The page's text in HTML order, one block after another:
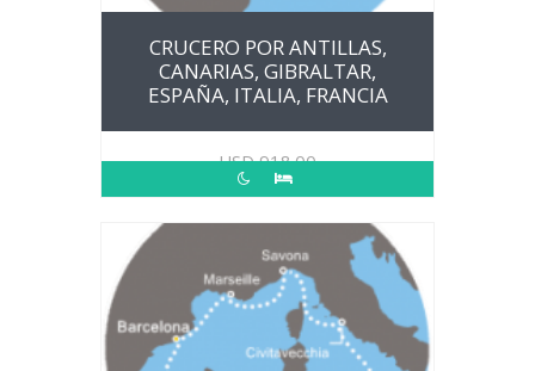
CRUCERO POR ANTILLAS,
CANARIAS, GIBRALTAR,
ESPAÑA, ITALIA, FRANCIA
USD918.00